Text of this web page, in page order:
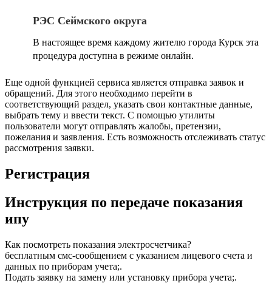
РЭС Сеймского округа
В настоящее время каждому жителю города Курск эта
процедура доступна в режиме онлайн.
Еще одной функцией сервиса является отправка заявок и
обращений. Для этого необходимо перейти в
соответствующий раздел, указать свои контактные данные,
выбрать тему и ввести текст. С помощью утилиты
пользователи могут отправлять жалобы, претензии,
пожелания и заявления. Есть возможность отслеживать статус
рассмотрения заявки.
Регистрация
Инструкция по передаче показания
ипу
Как посмотреть показания электросчетчика?
бесплатным смс-сообщением с указанием лицевого счета и
данных по приборам учета;.
Подать заявку на замену или установку прибора учета;.